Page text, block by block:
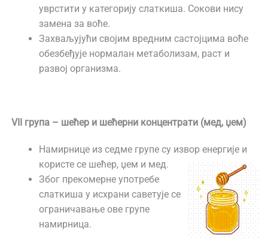
уврстити у категорију слаткиша. Сокови нису
замена за воће.
Захваљујући својим вредним састојцима воће
обезбеђује нормалан метаболизам, раст и
развој организма.
VII група – шећер и шећерни концентрати (мед, џем)
Намирнице из седме групе су извор енергије и
користе се шећер, џем и мед.
Због прекомерне употребе
слаткиша у исхрани саветује се
ограничавање ове групе
намирница.